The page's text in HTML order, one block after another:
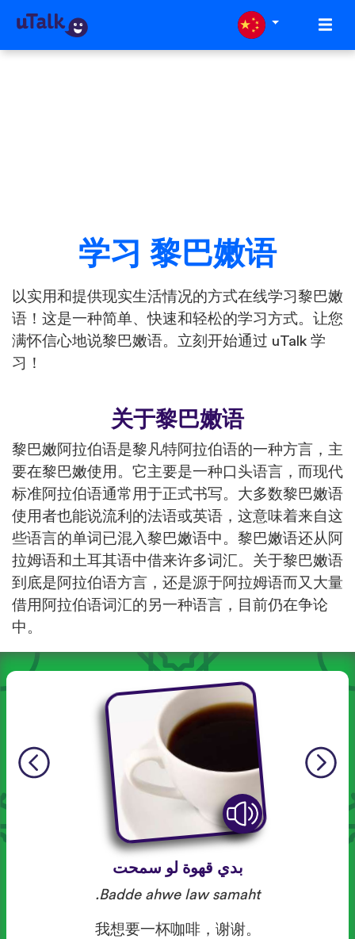
学习 黎巴嫩语
以实用和提供现实生活情况的方式在线学习黎巴嫩
语！这是一种简单、快速和轻松的学习方式。让您
满怀信心地说黎巴嫩语。立刻开始通过 uTalk 学
习！
关于黎巴嫩语
黎巴嫩阿拉伯语是黎凡特阿拉伯语的一种方言，主
要在黎巴嫩使用。它主要是一种口头语言，而现代
标准阿拉伯语通常用于正式书写。大多数黎巴嫩语
使用者也能说流利的法语或英语，这意味着来自这
些语言的单词已混入黎巴嫩语中。黎巴嫩语还从阿
拉姆语和土耳其语中借来许多词汇。关于黎巴嫩语
到底是阿拉伯语方言，还是源于阿拉姆语而又大量
借用阿拉伯语词汇的另一种语言，目前仍在争论
中。
بدي قهوة لو سمحت
Badde ahwe law samaht.
我想要一杯咖啡，谢谢。